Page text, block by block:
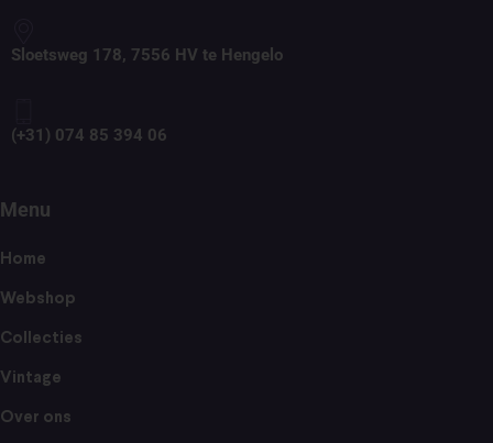
Sloetsweg 178, 7556 HV te Hengelo
(+31) 074 85 394 06
Menu
Home
Webshop
Collecties
Vintage
Over ons